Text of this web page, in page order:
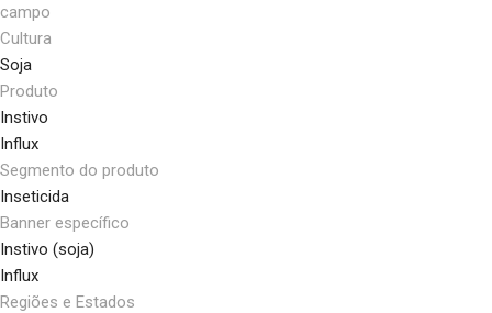
campo
Cultura
Soja
Produto
Instivo
Influx
Segmento do produto
Inseticida
Banner específico
Instivo (soja)
Influx
Regiões e Estados